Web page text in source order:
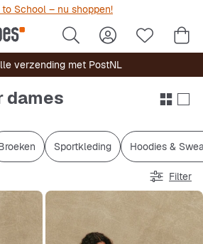
School – nu shoppen!
verzending met PostNL
dames
Sportkleding
Hoodies &
Filter